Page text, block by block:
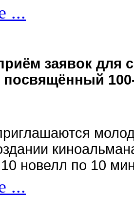
...
заявок для
10 новелл по 10
...